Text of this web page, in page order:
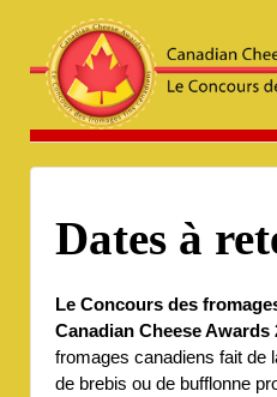
Dates à
Le Concours des
Canadian Cheese Awards
fromages canadiens fait de
de brebis ou de bufflonne